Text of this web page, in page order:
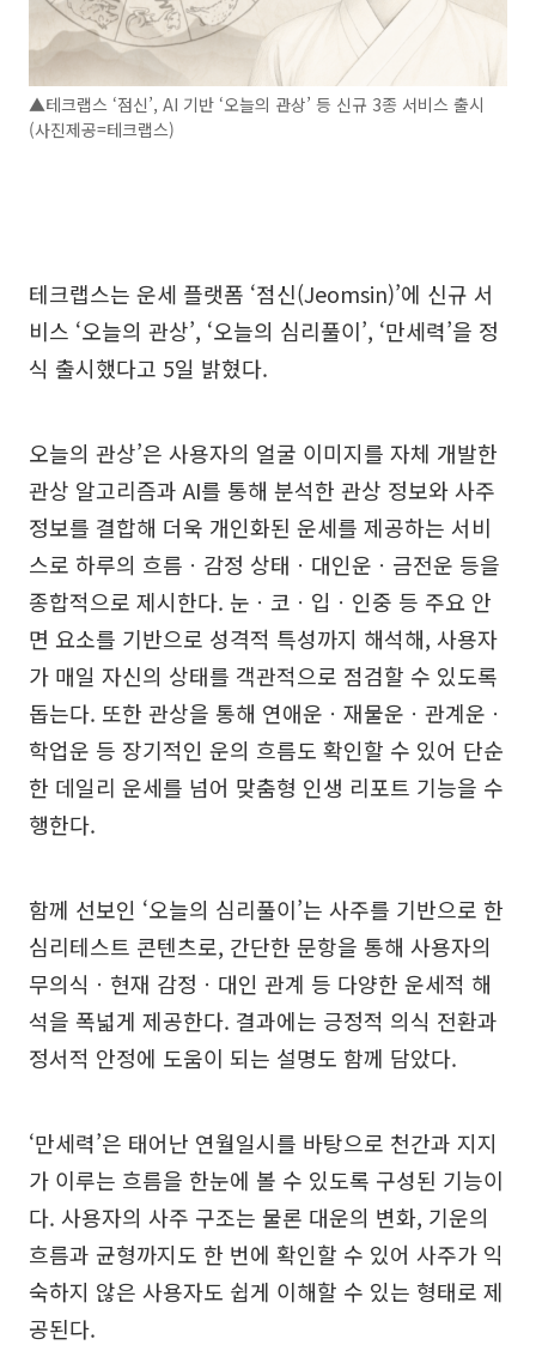
▲테크랩스 ‘점신’, AI 기반 ‘오늘의 관상’ 등 신규 3종 서비스 출시
(사진제공=테크랩스)
테크랩스는 운세 플랫폼 ‘점신(Jeomsin)’에 신규 서
비스 ‘오늘의 관상’, ‘오늘의 심리풀이’, ‘만세력’을 정
식 출시했다고 5일 밝혔다.
오늘의 관상’은 사용자의 얼굴 이미지를 자체 개발한
관상 알고리즘과 AI를 통해 분석한 관상 정보와 사주
정보를 결합해 더욱 개인화된 운세를 제공하는 서비
스로 하루의 흐름ㆍ감정 상태ㆍ대인운ㆍ금전운 등을
종합적으로 제시한다. 눈ㆍ코ㆍ입ㆍ인중 등 주요 안
면 요소를 기반으로 성격적 특성까지 해석해, 사용자
가 매일 자신의 상태를 객관적으로 점검할 수 있도록
돕는다. 또한 관상을 통해 연애운ㆍ재물운ㆍ관계운ㆍ
학업운 등 장기적인 운의 흐름도 확인할 수 있어 단순
한 데일리 운세를 넘어 맞춤형 인생 리포트 기능을 수
행한다.
함께 선보인 ‘오늘의 심리풀이’는 사주를 기반으로 한
심리테스트 콘텐츠로, 간단한 문항을 통해 사용자의
무의식ㆍ현재 감정ㆍ대인 관계 등 다양한 운세적 해
석을 폭넓게 제공한다. 결과에는 긍정적 의식 전환과
정서적 안정에 도움이 되는 설명도 함께 담았다.
‘만세력’은 태어난 연월일시를 바탕으로 천간과 지지
가 이루는 흐름을 한눈에 볼 수 있도록 구성된 기능이
다. 사용자의 사주 구조는 물론 대운의 변화, 기운의
흐름과 균형까지도 한 번에 확인할 수 있어 사주가 익
숙하지 않은 사용자도 쉽게 이해할 수 있는 형태로 제
공된다.